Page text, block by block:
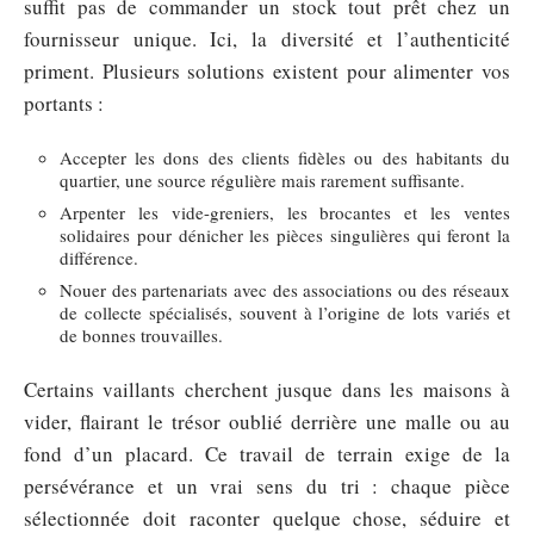
suffit pas de commander un stock tout prêt chez un
fournisseur unique. Ici, la diversité et l’authenticité
priment. Plusieurs solutions existent pour alimenter vos
portants :
Accepter les dons des clients fidèles ou des habitants du
quartier, une source régulière mais rarement suffisante.
Arpenter les vide-greniers, les brocantes et les ventes
solidaires pour dénicher les pièces singulières qui feront la
différence.
Nouer des partenariats avec des associations ou des réseaux
de collecte spécialisés, souvent à l’origine de lots variés et
de bonnes trouvailles.
Certains vaillants cherchent jusque dans les maisons à
vider, flairant le trésor oublié derrière une malle ou au
fond d’un placard. Ce travail de terrain exige de la
persévérance et un vrai sens du tri : chaque pièce
sélectionnée doit raconter quelque chose, séduire et